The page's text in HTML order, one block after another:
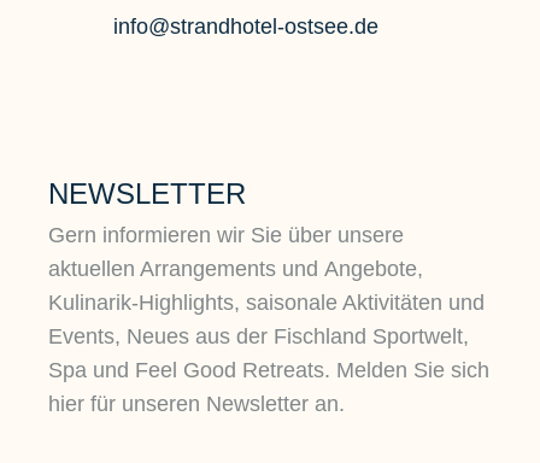
info@strandhotel-ostsee.de
NEWSLETTER
Gern informieren wir Sie über unsere
aktuellen Arrangements und Angebote,
Kulinarik-Highlights, saisonale Aktivitäten und
Events, Neues aus der Fischland Sportwelt,
Spa und Feel Good Retreats. Melden Sie sich
hier für unseren Newsletter an.